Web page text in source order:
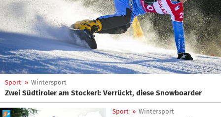
Sport » Wintersport
Zwei Südtiroler am Stockerl: Verrückt, diese Snowboarder
Sport » Wintersport